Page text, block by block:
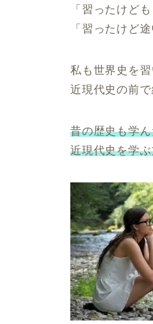
「習ったけど
「習ったけど
私も世界史を習
近現代史の前で
昔の歴史も学
近現代史を学